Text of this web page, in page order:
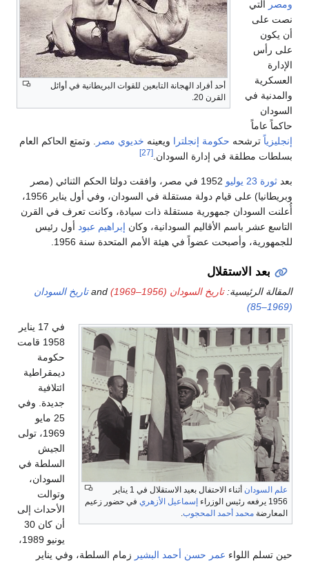
أحد أفراد الهجانة التابعين للقوات البريطانية في أوائل
القرن 20.
حكومة إنجلتراويعينهخديوي مصر. وتمتع الحاكم العام
في إدارة السودان.
1952 في مصر، وافقت دولتا الحكم الثنائي (مصر
وبريطانيا) على قيام دولة مستقلة في السودان، وفي أول يناير 1956،
جمهورية مستقلة ذات سيادة، وكانت تعرف في القرن
الأقاليم السودانية، وكان إبراهيم عبودأول رئيس
عضواً في هيئة الأمم المتحدة سنة 1956.
تاريخ السودان (1956–1969) and تاريخ السودان
أثناء الاحتفال بعيد الاستقلال في 1 يناير
إسماعيل الأزهريفي حضور زعيم
أحمد المحجوب.
في 17 يناير
1958 قامت
حكومة
ديمقراطية
ائتلافية
جديدة. وفي
1969، تولى
الجيش
السلطة في
وتوالت
الأحداث إلى
أن كان 30
عمر حسن أحمد البشيرزمام السلطة، وفي يناير